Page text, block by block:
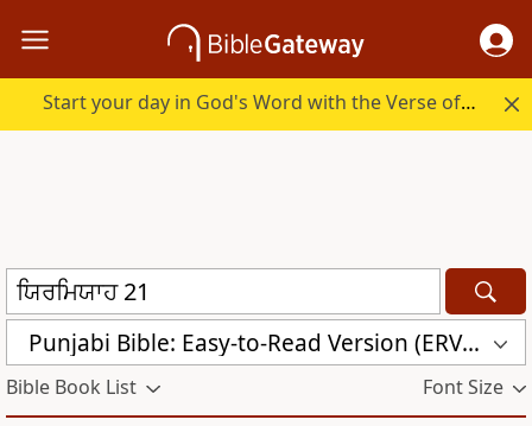
Start your day in God's Word with the Verse of the Day.
Punjabi Bible: Easy-to-Read Version (ERV-PA)
Bible Book List Font Size